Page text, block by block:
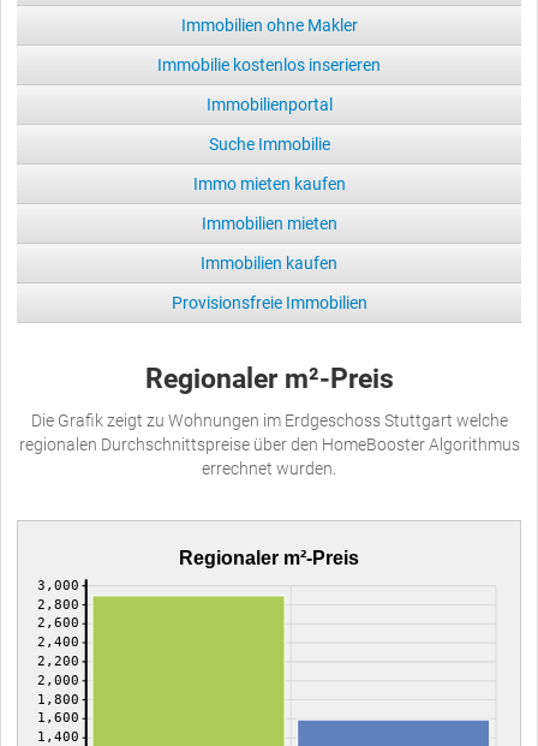
Immobilien ohne Makler
Immobilie kostenlos inserieren
Immobilienportal
Suche Immobilie
Immo mieten kaufen
Immobilien mieten
Immobilien kaufen
Provisionsfreie Immobilien
Regionaler m²-Preis
Die Grafik zeigt zu Wohnungen im Erdgeschoss Stuttgart welche
regionalen Durchschnittspreise über den HomeBooster Algorithmus
errechnet wurden.
Regionaler m²-Preis
1,400
1,600
1,800
2,000
2,200
2,400
2,600
2,800
3,000